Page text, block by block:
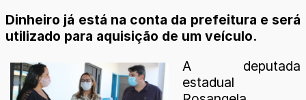
Dinheiro já está na conta da prefeitura e será
utilizado para aquisição de um veículo.
A deputada
estadual